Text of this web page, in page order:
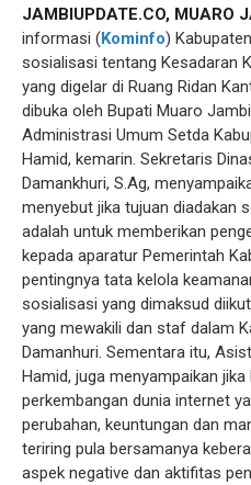
JAMBIUPDATE.CO, MUARO
informasi (Kominfo)
sosialisasi tentang Kesadaran
yang digelar di Ruang Ridan
dibuka oleh Bupati Muaro
Administrasi Umum Setda
Hamid, kemarin. Sekretaris
Damankhuri, S.Ag,
menyebut jika tujuan diadakan
adalah untuk memberikan
kepada aparatur Pemerintah
pentingnya tata kelola
sosialisasi yang dimaksud
yang mewakili dan staf dalam
Damanhuri. Sementara itu,
Hamid, juga menyampaikan
perkembangan dunia internet
perubahan, keuntungan dan
teriring pula bersamanya
aspek negative dan aktifitas